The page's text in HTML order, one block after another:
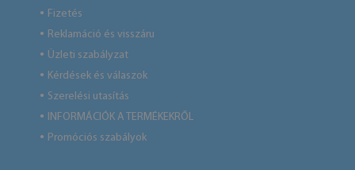
● Fizetés
● Reklamáció és visszáru
● Üzleti szabályzat
● Kérdések és válaszok
● Szerelési utasítás
● INFORMÁCIÓK A TERMÉKEKRŐL
● Promóciós szabályok